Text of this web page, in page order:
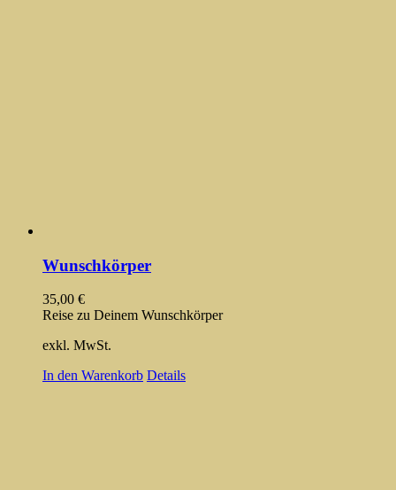
Wunschkörper
35,00 €
Reise zu Deinem Wunschkörper
exkl. MwSt.
In den Warenkorb Details